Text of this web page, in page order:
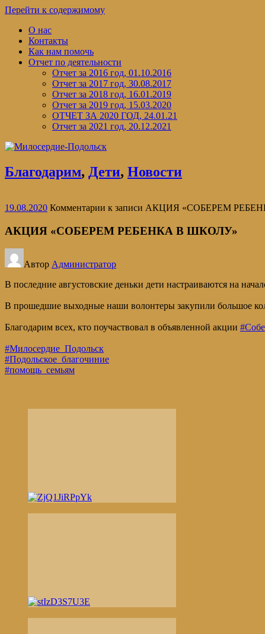
Перейти к содержимому
О нас
Контакты
Как нам помочь
Отчет по деятельности
Отчет за 2016 год, 01.10.2016
Отчет за 2017 год, 30.08.2017
Отчет за 2018 год, 16.01.2019
Отчет за 2019 год, 15.03.2020
ОТЧЕТ ЗА 2020 ГОД, 24.01.21
Отчет за 2021 год, 20.12.2021
Благодарим, Дети, Новости
19.08.2020 Комментарии к записи АКЦИЯ «СОБЕРЕМ
АКЦИЯ «СОБЕРЕМ РЕБЕНКА В ШКОЛУ»
Автор Администратор
В последние августовские деньки дети настраиваются на
В прошедшие выходные наши волонтеры закупили большое
Благодарим всех, кто поучаствовал в объявленной акции
#Милосердие_Подольск
#Подольское_благочиние
#помощь_семьям